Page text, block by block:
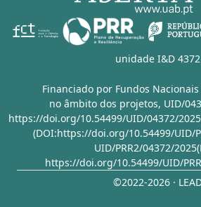
unidade I&D 4372
Financiado por Fundos
no âmbito dos projetos, UID/
https://doi.org/10.54499/UID/04372/
(DOI:https://doi.org/10.54499/UID/
UID/PRR2/04372/
https://doi.org/10.54499/UID/
©2022-2026 ·